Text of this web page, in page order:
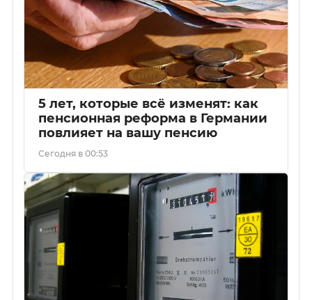
5 лет, которые всё изменят: как
пенсионная реформа в Германии
повлияет на вашу пенсию
Сегодня в 00:53